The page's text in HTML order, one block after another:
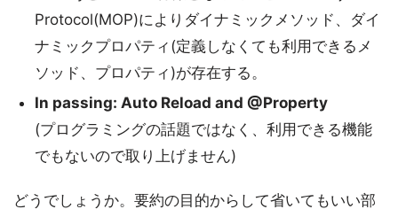
Protocol(MOP)によりダイナミックメソッド、ダイ
ナミックプロパティ(定義しなくても利用できるメ
ソッド、プロパティ)が存在する。
In passing: Auto Reload and @Property
(プログラミングの話題ではなく、利用できる機能
でもないので取り上げません)
どうでしょうか。要約の目的からして省いてもいい部